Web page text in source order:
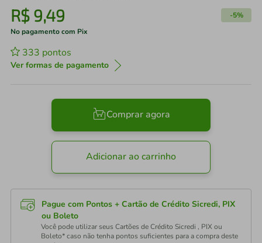
R$ 9,49 -5%
No pagamento com Pix
333 pontos
Ver formas de pagamento
Comprar agora
Adicionar ao carrinho
Pague com Pontos + Cartão de Crédito Sicredi, PIX
ou Boleto
Você pode utilizar seus Cartões de Crédito Sicredi , PIX ou
Boleto* caso não tenha pontos suficientes para a compra deste